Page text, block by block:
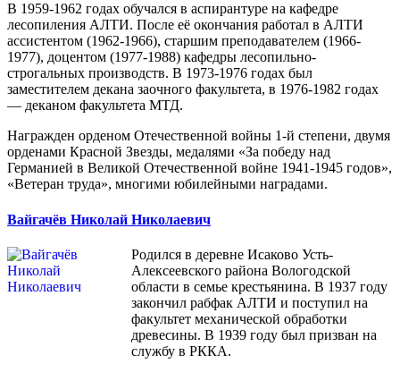
В 1959-1962 годах обучался в аспирантуре на кафедре
лесопиления АЛТИ. После её окончания работал в АЛТИ
ассистентом (1962-1966), старшим преподавателем (1966-
1977), доцентом (1977-1988) кафедры лесопильно-
строгальных производств. В 1973-1976 годах был
заместителем декана заочного факультета, в 1976-1982 годах
— деканом факультета МТД.
Награжден орденом Отечественной войны 1-й степени, двумя
орденами Красной Звезды, медалями «За победу над
Германией в Великой Отечественной войне 1941-1945 годов»,
«Ветеран труда», многими юбилейными наградами.
Вайгачёв Николай Николаевич
Родился в деревне Исаково Усть-
Алексеевского района Вологодской
области в семье крестьянина. В 1937 году
закончил рабфак АЛТИ и поступил на
факультет механической обработки
древесины. В 1939 году был призван на
службу в РККА.